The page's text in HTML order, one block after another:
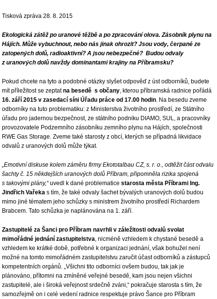
Tisková zpráva 28. 8. 2015
Ekologická zátěž po uranové těžbě a po zpracování olova. Zásobník plynu na
Hájích. Může vybuchnout, nebo nás jinak ohrozit? Jsou vody, čerpané ze
zatopených dolů, radioaktivní? A jsou nebezpečné? Budou odvaly
z uranových dolů navždy dominantami krajiny na Příbramsku?
Pokud chcete na tyto a podobné otázky slyšet odpověď z úst odborníků, budete
mít příležitost se zeptatna besedě s občany, kterou příbramská radnice pořádá
16. září 2015 v zasedací síni Úřadu práce od 17.00 hodin. Na besedu zveme
odborníky na tuto problematiku: z Ministerstva životního prostředí, ze Státního
úřadu pro jadernou bezpečnost, ze státního podniku DIAMO, SUL, a pracovníky
provozovatele Podzemního zásobníku zemního plynu na Hájích, společnosti
RWE Gas Storage. Zveme také starosty z obcí, kterých se případná likvidace
odvalů z uranových dolů může týkat.
„Emotivní diskuse kolem záměru firmy Ekototalbau CZ, s. r. o., odtěžit část odvalu
šachty č. 15 někdejších uranových dolů Příbram, připomněla rizika spojená
s takovými plány,“uvedl k dané problematicestarosta města Příbrami Ing.
Jindřich Vařeka s tím, že také odvaly šachet bývalých uranových dolů budou
mimo jiné tématem jeho schůzky s ministrem životního prostředí Richardem
Brabcem. Tato schůzka je naplánována na 1. září.
Zastupitelé za Šanci pro Příbram navrhli v záležitosti odvalů svolat
mimořádné jednání zastupitelstva, nicméně vzhledem k chystané besedě a
vzhledem ke krátké době, potřebné k organizaci jednání, však bohužel není
možné na tomto mimořádném zastupitelstvu zaručit účast odborníků a zástupců
kompetentních orgánů. „Všichni tito odborníci ovšem budou, tak jak je
plánováno, přítomni na zmíněné veřejné besedě, kam jsou nejen všichni
zastupitelé, ale i široká veřejnost srdečně zváni,“ pokračuje starosta s tím, že
samozřejmě on i celé vedení radnice respektuje právo Šance pro Příbram